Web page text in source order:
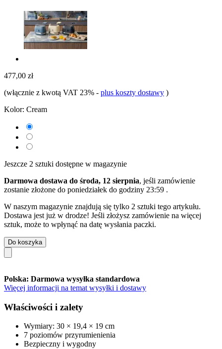
477,00 zł
(włącznie z kwotą VAT 23% - plus koszty dostawy )
Kolor: Cream
Jeszcze 2 sztuki dostępne w magazynie
Darmowa dostawa do środa, 12 sierpnia, jeśli zamówienie
zostanie złożone do poniedziałek do godziny 23:59 .
W naszym magazynie znajdują się tylko 2 sztuki tego artykułu.
Dostawa jest już w drodze! Jeśli złożysz zamówienie na więcej
sztuk, może to wpłynąć na datę wysłania paczki.
Do koszyka
Polska: Darmowa wysyłka standardowa
Więcej informacji na temat wysyłki i dostawy
Właściwości i zalety
Wymiary: 30 × 19,4 × 19 cm
7 poziomów przyrumienienia
Bezpieczny i wygodny